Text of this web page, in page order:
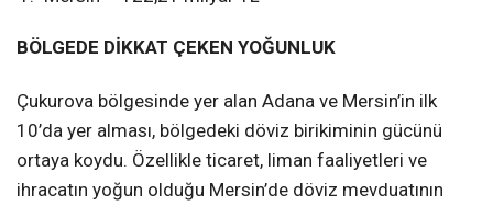
BÖLGEDE DİKKAT ÇEKEN YOĞUNLUK
Çukurova bölgesinde yer alan Adana ve Mersin’in ilk
10’da yer alması, bölgedeki döviz birikiminin gücünü
ortaya koydu. Özellikle ticaret, liman faaliyetleri ve
ihracatın yoğun olduğu Mersin’de döviz mevduatının